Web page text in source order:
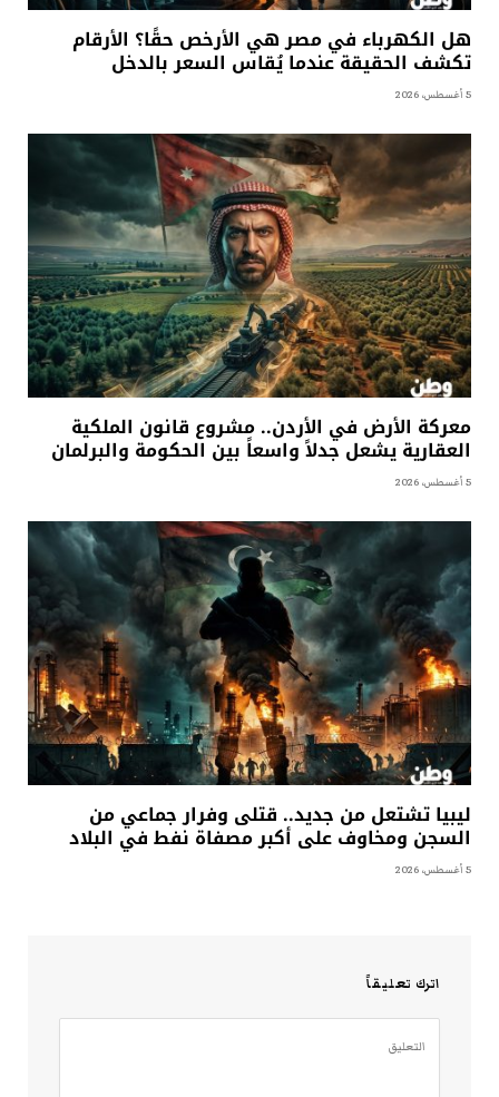
هل الكهرباء في مصر هي الأرخص حقًا؟ الأرقام
تكشف الحقيقة عندما يُقاس السعر بالدخل
5 أغسطس، 2026
معركة الأرض في الأردن.. مشروع قانون الملكية
العقارية يشعل جدلاً واسعاً بين الحكومة والبرلمان
5 أغسطس، 2026
ليبيا تشتعل من جديد.. قتلى وفرار جماعي من
السجن ومخاوف على أكبر مصفاة نفط في البلاد
5 أغسطس، 2026
اترك تعليقاً